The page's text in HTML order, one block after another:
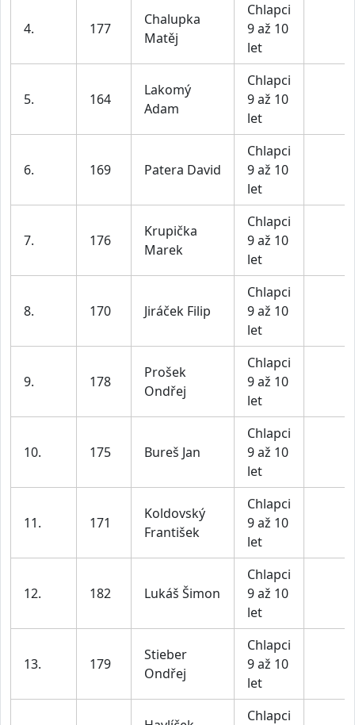
4. 177
Chalupka
Matěj
Chlapci
9 až 10
let
5. 164
Lakomý
Adam
Chlapci
9 až 10
let
6. 169 Patera David
Chlapci
9 až 10
let
7. 176
Krupička
Marek
Chlapci
9 až 10
let
8. 170 Jiráček Filip
Chlapci
9 až 10
let
9. 178
Prošek
Ondřej
Chlapci
9 až 10
let
10. 175 Bureš Jan
Chlapci
9 až 10
let
11. 171
Koldovský
František
Chlapci
9 až 10
let
12. 182 Lukáš Šimon
Chlapci
9 až 10
let
13. 179
Stieber
Ondřej
Chlapci
9 až 10
let
Chlapci